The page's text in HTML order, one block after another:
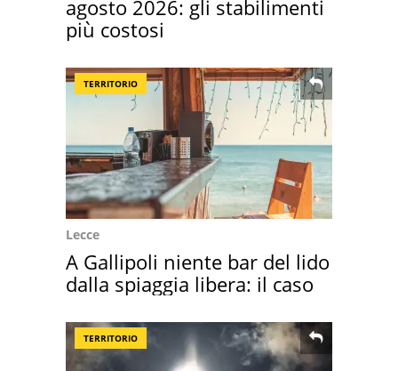
agosto 2026: gli stabilimenti
più costosi
TERRITORIO
Lecce
A Gallipoli niente bar del lido
dalla spiaggia libera: il caso
TERRITORIO